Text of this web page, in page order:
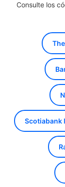
Consulte los
Scotiabank